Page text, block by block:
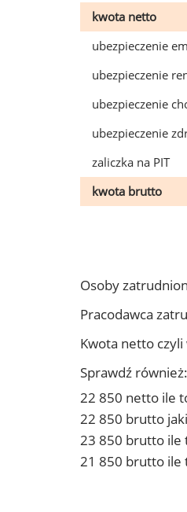
kwota netto
ubezpieczenie
ubezpieczenie
ubezpieczenie
ubezpieczenie
zaliczka na PIT
kwota brutto
Osoby
Pracodawca
Kwota netto
Sprawdź również:
22 850 netto ile
22 850 brutto
23 850 brutto ile
21 850 brutto ile